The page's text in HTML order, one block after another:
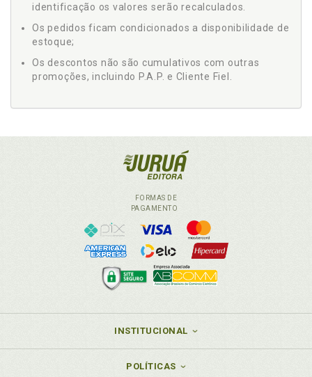
identificação os valores serão recalculados.
Os pedidos ficam condicionados a disponibilidade de
estoque;
Os descontos não são cumulativos com outras
promoções, incluindo P.A.P. e Cliente Fiel.
FORMAS DE
PAGAMENTO
INSTITUCIONAL
POLÍTICAS